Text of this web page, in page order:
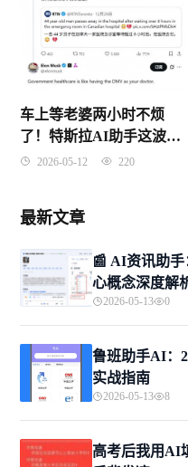
车上等老婆两小时不烦
了！特斯拉AI助手这波操
作，老车主直接破防
2026-05-12 220
最新文章
📰 AI资讯助手
心概念深度解
2026-05-13 0
鲁班助手AI：
实战指南
2026-05-13 8
高考后我用AI